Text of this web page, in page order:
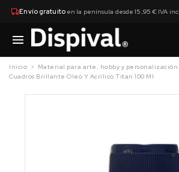
Envío gratuitoen la península desde 15,95 € IVA
Inicio Material para arte, hobby y personalización
Cuadros Brillante Oleo Y Acrílico Titan 100 Ml